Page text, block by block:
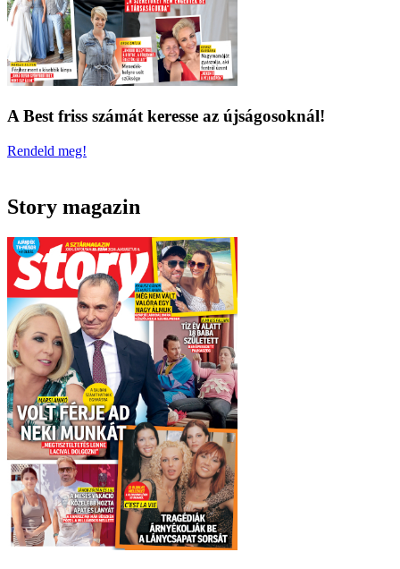
A Best friss számát keresse az újságosoknál!
Rendeld meg!
Story magazin